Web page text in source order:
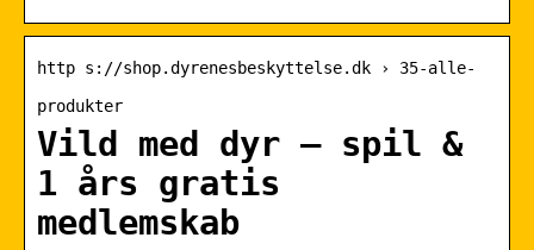
http s://shop.dyrenesbeskyttelse.dk › 35-alle-
produkter
Vild med dyr – spil &
1 års gratis
medlemskab